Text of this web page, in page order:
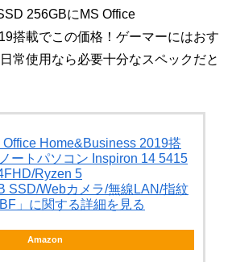
256GBにMS Office
搭載でこの価格！ゲーマーにはおす
常使用なら必要十分なスペックだと
Home&Business 2019搭
ートパソコン Inspiron 14 5415
Ryzen 5
SSD/Webカメラ/無線LAN/指紋
」に関する詳細を見る
Amazon